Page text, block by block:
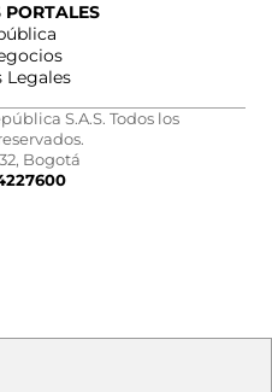
PORTALES
Legales
S.A.S. Todos los
Bogotá